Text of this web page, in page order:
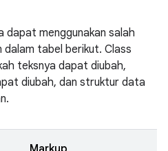
dapat menggunakan salah
tabel berikut. Class
teksnya dapat diubah,
diubah, dan struktur data